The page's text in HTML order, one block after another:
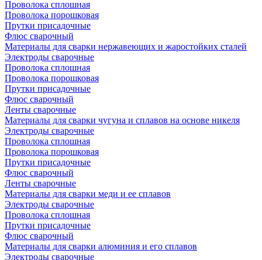
Проволока сплошная
Проволока порошковая
Прутки присадочные
Флюс сварочный
Материалы для сварки нержавеющих и жаростойких сталей
Электроды сварочные
Проволока сплошная
Проволока порошковая
Прутки присадочные
Флюс сварочный
Ленты сварочные
Материалы для сварки чугуна и сплавов на основе никеля
Электроды сварочные
Проволока сплошная
Проволока порошковая
Прутки присадочные
Флюс сварочный
Ленты сварочные
Материалы для сварки меди и ее сплавов
Электроды сварочные
Проволока сплошная
Прутки присадочные
Флюс сварочный
Материалы для сварки алюминия и его сплавов
Электроды сварочные